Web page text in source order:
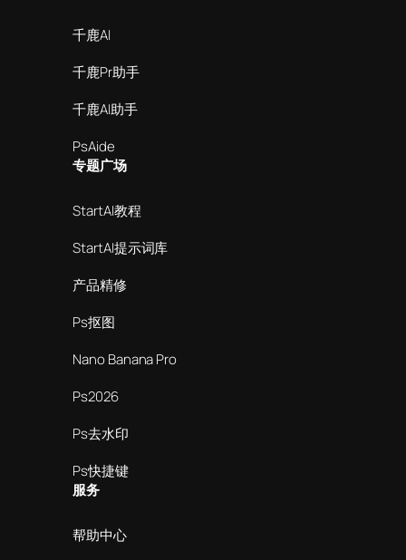
千鹿AI
千鹿Pr助手
千鹿AI助手
PsAide
专题广场
StartAI教程
StartAI提示词库
产品精修
Ps抠图
Nano Banana Pro
Ps2026
Ps去水印
Ps快捷键
服务
帮助中心